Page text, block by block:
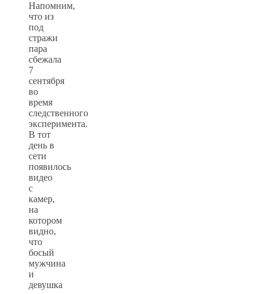
Напомним,
что из
под
стражи
пара
сбежала
7
сентября
во
время
следственного
эксперимента.
В тот
день в
сети
появилось
видео
с
камер,
на
котором
видно,
что
босый
мужчина
и
девушка